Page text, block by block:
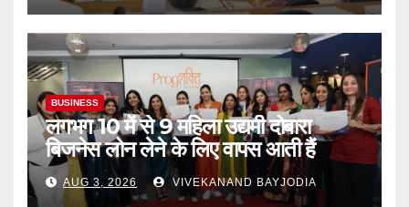
BUSINESS
लगभग 10 में से 9 महिला उद्यमी दोबारा
बिजनेस लोन लेने के लिए वापस आती हैं
AUG 3, 2026 VIVEKANAND BAYJODIA